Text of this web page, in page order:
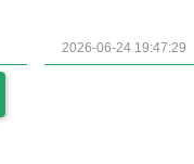
2026-06-24 19:47:29